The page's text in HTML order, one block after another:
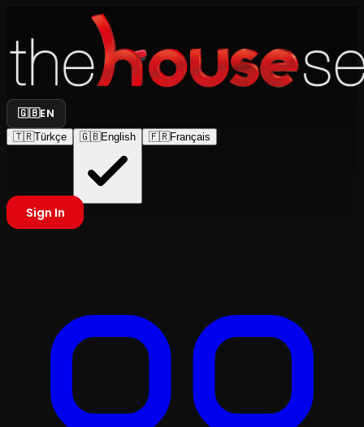
🇬🇧EN
🇹🇷Türkçe 🇬🇧English 🇫🇷Français
Sign In